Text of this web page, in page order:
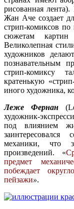
рисованная
Жан Аче создает
стрип-комиксов
сюжетам картин
Великолепная
художников
познавательным
стрип-комиксу
кратенькую
иного художника,
Леже Фернан
художник-
под влиянием
механики, что
произведений. «
предмет
побеждает
пейзажи».